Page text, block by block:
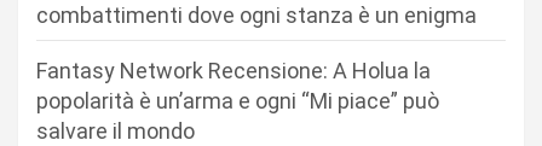
combattimenti dove ogni stanza è un enigma
Fantasy Network Recensione: A Holua la
popolarità è un’arma e ogni “Mi piace” può
salvare il mondo